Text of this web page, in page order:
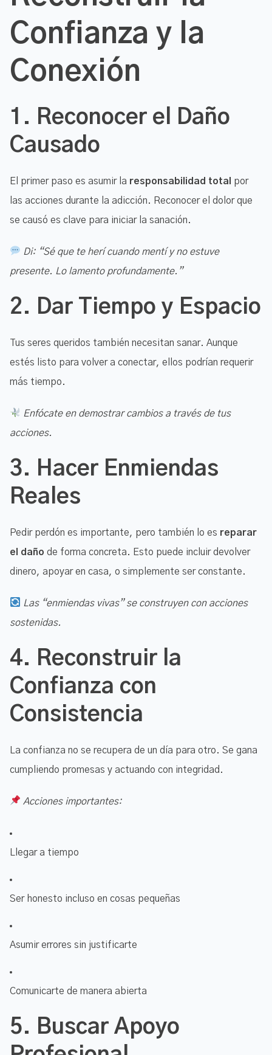
Confianza y la
Conexión
1. Reconocer el Daño
Causado
El primer paso es asumir la responsabilidad total
por
las acciones durante la adicción. Reconocer el dolor que
se causó es clave para iniciar la sanación.
Di: “Sé que te herí cuando mentí y no estuve
presente. Lo lamento profundamente.”
2. Dar Tiempo y Espacio
Tus seres queridos también necesitan sanar. Aunque
estés listo para volver a conectar, ellos podrían requerir
más tiempo.
Enfócate en demostrar cambios a través de tus
acciones.
3. Hacer Enmiendas
Reales
Pedir perdón es importante, pero también lo es reparar
el daño de forma concreta. Esto puede incluir devolver
dinero, apoyar en casa, o simplemente ser constante.
Las “enmiendas vivas” se construyen con acciones
sostenidas.
4. Reconstruir la
Confianza con
Consistencia
La confianza no se recupera de un día para otro. Se gana
cumpliendo promesas y actuando con integridad.
Acciones importantes:
Llegar a tiempo
Ser honesto incluso en cosas pequeñas
Asumir errores sin justificarte
Comunicarte de manera abierta
5. Buscar Apoyo